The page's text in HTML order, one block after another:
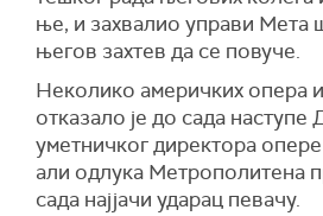
ње, и захвалио управи Мета
његов захтев да се повуче.
Неколико америчких опера
отказало је до сада наступе
уметничког директора
али одлука Метрополитена
сада најјачи ударац певачу.